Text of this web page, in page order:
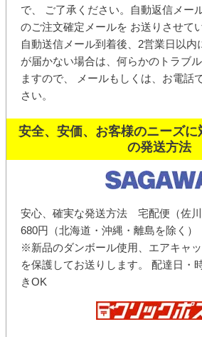
で、 ご了承ください。
自動返信メー
のご注文確定メールを お送りさせて
自動送信メール到着後、2営業日以内
が届かない場合は、何らかのトラブ
ますので、 メールもしくは、お電話
さい。
安全、安価、お客様のニーズ
の発送方法
安心、確実な発送方法 宅配便（佐
680円（北海道・沖縄・離島を除く）
※新品のダンボール使用、エアキャ
を保護してお送りします。 配達日・
きOK